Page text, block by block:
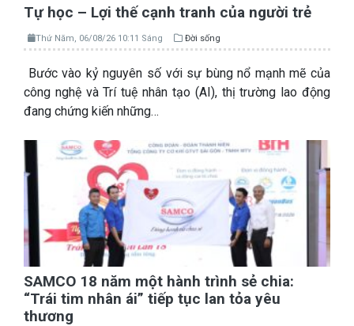
Tự học – Lợi thế cạnh tranh của người trẻ
Thứ Năm, 06/08/26 10:11 Sáng Đời sống
Bước vào kỷ nguyên số với sự bùng nổ mạnh mẽ của
công nghệ và Trí tuệ nhân tạo (AI), thị trường lao động
đang chứng kiến những…
SAMCO 18 năm một hành trình sẻ chia:
“Trái tim nhân ái” tiếp tục lan tỏa yêu
thương